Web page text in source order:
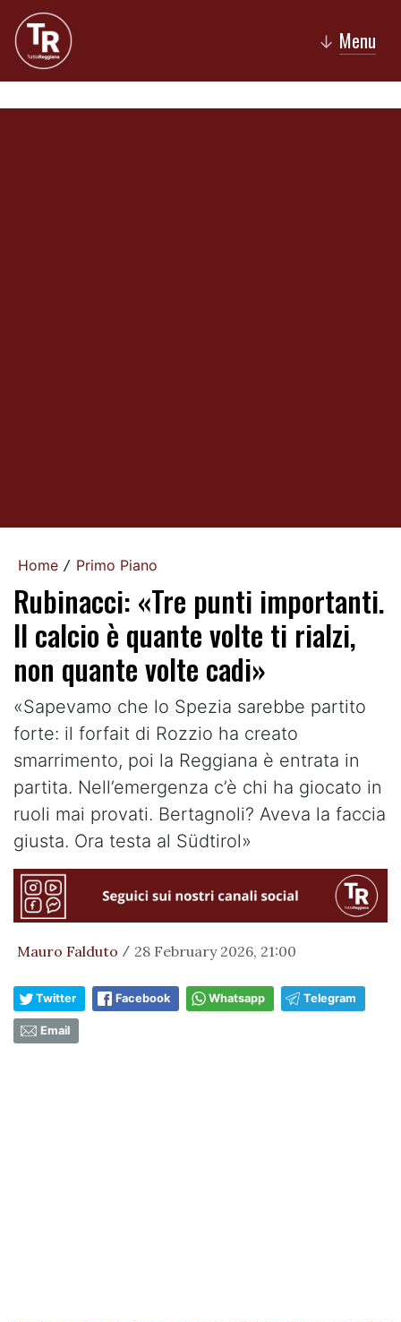
↓ Menu
Home / Primo Piano
Rubinacci: «Tre punti importanti.
Il calcio è quante volte ti rialzi,
non quante volte cadi»
«Sapevamo che lo Spezia sarebbe partito
forte: il forfait di Rozzio ha creato
smarrimento, poi la Reggiana è entrata in
partita. Nell’emergenza c’è chi ha giocato in
ruoli mai provati. Bertagnoli? Aveva la faccia
giusta. Ora testa al Südtirol»
Mauro Falduto / 28 February 2026, 21:00
Twitter Facebook Whatsapp Telegram
Email